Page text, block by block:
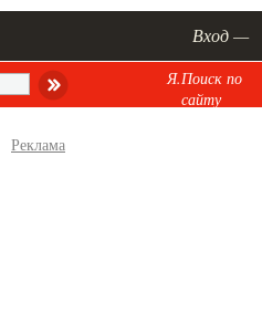
Вход —
Я.Поиск по
сайту
Реклама